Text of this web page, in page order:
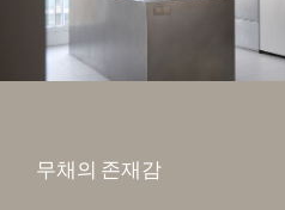
무채의 존재감